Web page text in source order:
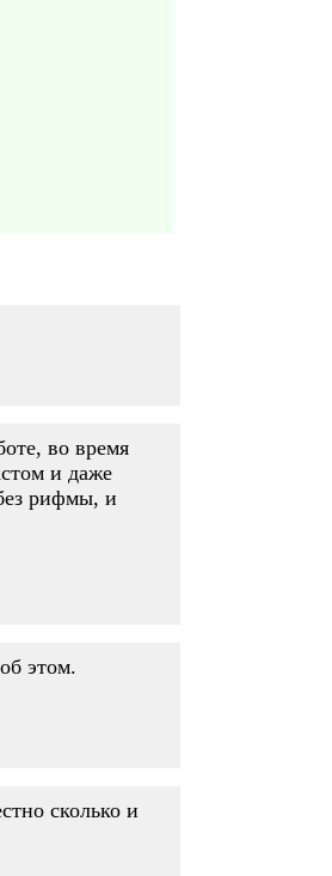
во время
и даже
рифмы, и
этом.
сколько и